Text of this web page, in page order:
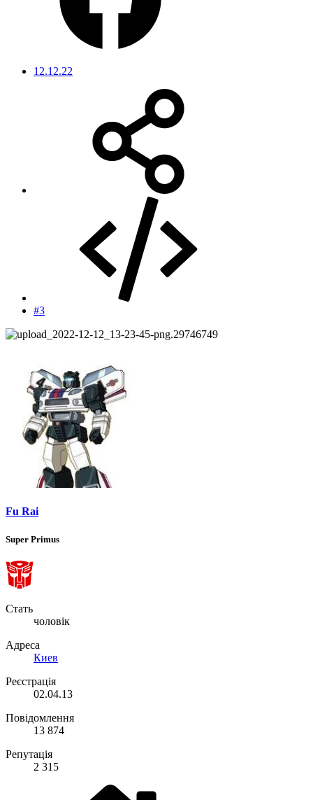
12.12.22
#3
Fu Rai
Super Primus
Стать
чоловік
Адреса
Киев
Реєстрація
02.04.13
Повідомлення
13 874
Репутація
2 315